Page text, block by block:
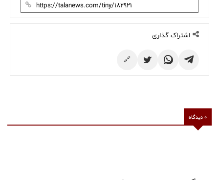
اشتراک گذاری
🔗
0 دیدگاه